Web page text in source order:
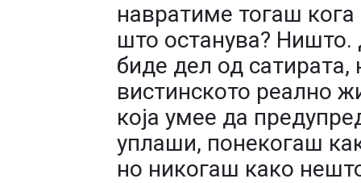
навратиме тогаш
што останува?
биде дел од
вистинското реално
која умее да
уплаши, понекогаш
но никогаш како